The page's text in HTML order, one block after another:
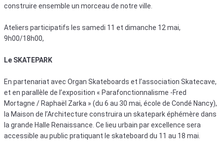
construire ensemble un morceau de notre ville.
Ateliers participatifs les samedi 11 et dimanche 12 mai,
9h00/18h00,
Le SKATEPARK
En partenariat avec Organ Skateboards et l’association Skatecave,
et en parallèle de l’exposition « Parafonctionnalisme -Fred
Mortagne / Raphaël Zarka » (du 6 au 30 mai, école de Condé Nancy),
la Maison de l’Architecture construira un skatepark éphémère dans
la grande Halle Renaissance. Ce lieu urbain par excellence sera
accessible au public pratiquant le skateboard du 11 au 18 mai.